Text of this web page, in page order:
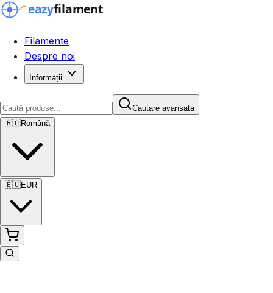
Filamente
Despre noi
Informații
Cautare avansata
🇷🇴Română
🇪🇺EUR